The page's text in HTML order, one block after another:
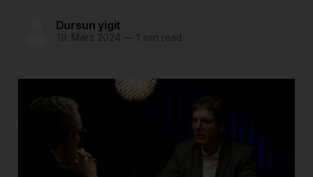
Dursun yigit
19. März 2024 —1 min read